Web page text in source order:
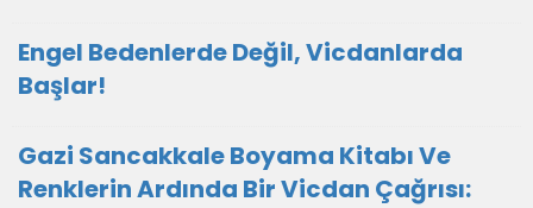
Engel Bedenlerde Değil, Vicdanlarda
Başlar!
Gazi Sancakkale Boyama Kitabı Ve
Renklerin Ardında Bir Vicdan Çağrısı: